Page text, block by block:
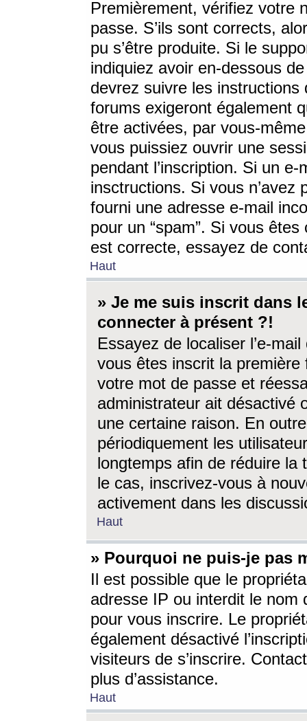
Premièrement, vérifiez votre
passe. S’ils sont corrects,
pu s’être produite. Si le
indiquiez avoir en-dessous
devrez suivre les
forums exigeront également
être activées, par vous-
vous puissiez ouvrir une
pendant l’inscription. Si un
insctructions. Si vous n’avez
fourni une adresse e-mail
pour un “spam”. Si vous
est correcte, essayez de
Haut
» Je me suis inscrit dans
connecter à présent ?!
Essayez de localiser l’e-
vous êtes inscrit la première
votre mot de passe et
administrateur ait désactivé
une certaine raison. En
périodiquement les
longtemps afin de réduire la
le cas, inscrivez-vous à
activement dans les
Haut
» Pourquoi ne puis-je pas
Il est possible que le
adresse IP ou interdit le nom
pour vous inscrire. Le
également désactivé
visiteurs de s’inscrire.
plus d’assistance.
Haut